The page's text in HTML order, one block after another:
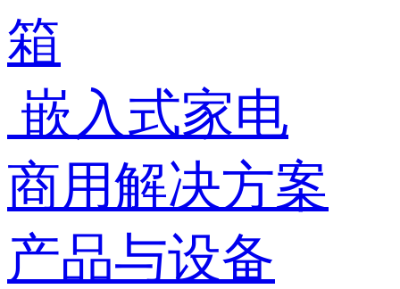
箱
嵌入式家电
商用解决方案
产品与设备